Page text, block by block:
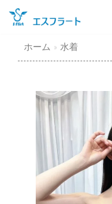
コ
ン
ン
ホーム » 水着